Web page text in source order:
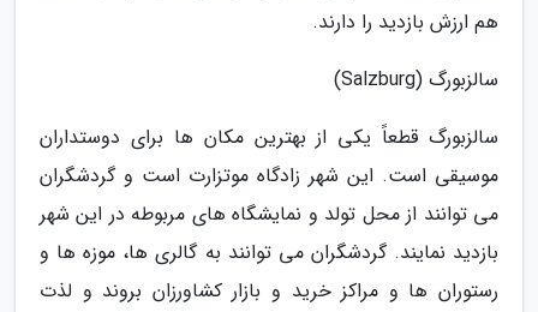
هم ارزش بازدید را دارند.
سالزبورگ (Salzburg)
سالزبورگ قطعاً یکی از بهترین مکان ها برای دوستداران
موسیقی است. این شهر زادگاه موتزارت است و گردشگران
می توانند از محل تولد و نمایشگاه های مربوطه در این شهر
بازدید نمایند. گردشگران می توانند به گالری ها، موزه ها و
رستوران ها و مراکز خرید و بازار کشاورزان بروند و لذت